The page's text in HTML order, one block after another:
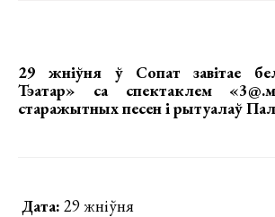
29 жніўня ў Сопат завітае
Тэатар» са спектаклем
старажытных песен і рытуалаў
Дата: 29 жніўня